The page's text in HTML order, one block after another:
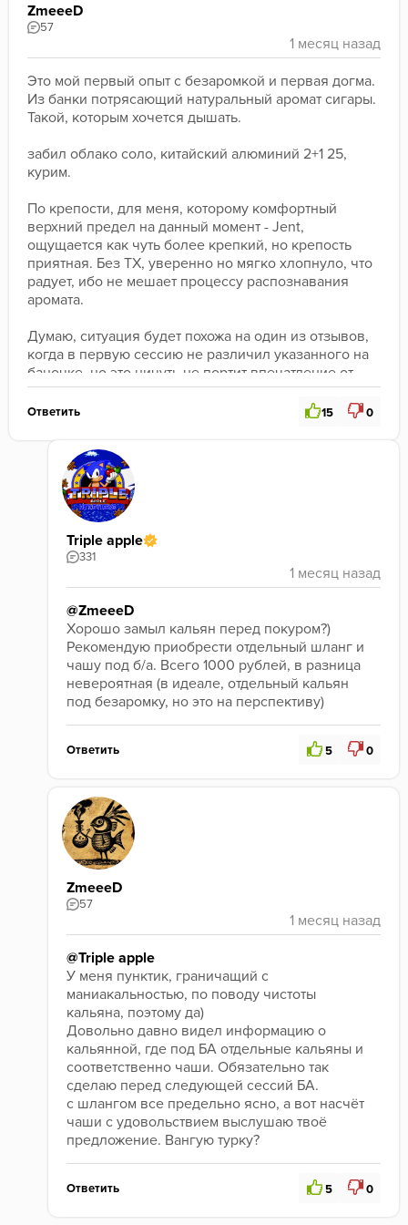
ZmeeeD
57
Это мой первый опыт с безаромкой и первая догма.
Из банки потрясающий натуральный аромат сигары.
Такой, которым хочется дышать.
забил облако соло, китайский алюминий 2+1 25,
курим.
По крепости, для меня, которому комфортный
верхний предел на данный момент - Jent,
ощущается как чуть более крепкий, но крепость
приятная. Без ТХ, уверенно но мягко хлопнуло, что
радует, ибо не мешает процессу распознавания
аромата.
Думаю, ситуация будет похожа на один из отзывов,
когда в первую сессию не различил указанного на
баночке, но это ничуть не портит впечатление от
сессии.
Это приятный чистый (это ж БА, ну) аромат листа.
на пути к употреблению БА.
В данный момент я бы это описал как возможность
покурить кальян не отвлекаясь на лишние
ароматизаторы.
Буду пробовать ещё, в том числе в разных сетапах
Ответить 15 0
Triple apple
331
@ZmeeeD
Хорошо замыл кальян перед покуром?)
Рекомендую приобрести отдельный шланг и
чашу под б/а. Всего 1000 рублей, в разница
невероятная (в идеале, отдельный кальян
под безаромку, но это на перспективу)
Ответить 5 0
ZmeeeD
57
@Triple apple
У меня пунктик, граничащий с
маниакальностью, по поводу чистоты
кальяна, поэтому да)
Довольно давно видел информацию о
кальянной, где под БА отдельные кальяны и
соответственно чаши. Обязательно так
сделаю перед следующей сессий БА.
с шлангом все предельно ясно, а вот насчёт
чаши с удовольствием выслушаю твоё
предложение. Вангую турку?
Ответить 5 0